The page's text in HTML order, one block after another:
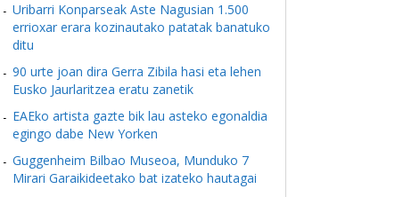
Uribarri Konparseak Aste Nagusian 1.500
errioxar erara kozinautako patatak banatuko
ditu
90 urte joan dira Gerra Zibila hasi eta lehen
Eusko Jaurlaritzea eratu zanetik
EAEko artista gazte bik lau asteko egonaldia
egingo dabe New Yorken
Guggenheim Bilbao Museoa, Munduko 7
Mirari Garaikideetako bat izateko hautagai